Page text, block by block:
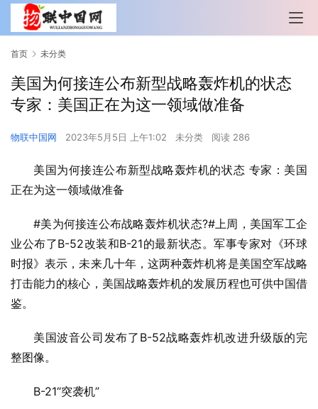
首页 未分类
美国为何接连公布新型战略轰炸机的状态
专家：美国正在为这一领域做准备
物联中国网 2023年5月5日 上午1:02 未分类 阅读 286
美国为何接连公布新型战略轰炸机的状态 专家：美国
正在为这一领域做准备
#美为何接连公布战略轰炸机状态?#上周，美国军工企
业公布了B-52改装和B-21的最新状态。军事专家对《环球
时报》表示，未来几十年，这两种轰炸机将是美国空军战略
打击能力的核心，美国战略轰炸机的发展历程也可供中国借
鉴。
美国波音公司发布了B-52战略轰炸机改进升级版的完
整图像。
B-21“突袭机”